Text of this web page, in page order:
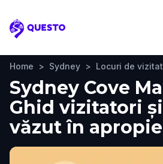
Questo
Home > Sydney > Locuri de vizitat
Sydney Cove
Ghid vizitatori
văzut în